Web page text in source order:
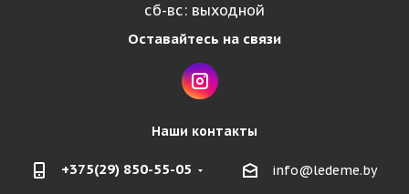
сб-вс: выходной
Оставайтесь на связи
Наши контакты
+375(29) 850-55-05 info@ledeme.by